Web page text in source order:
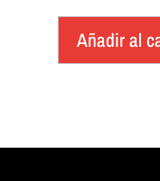
Añadir al